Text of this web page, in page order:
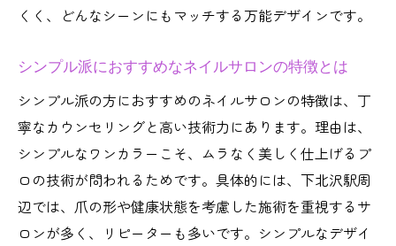
くく、どんなシーンにもマッチする万能デザインです。
シンプル派におすすめなネイルサロンの特徴とは
シンプル派の方におすすめのネイルサロンの特徴は、丁
寧なカウンセリングと高い技術力にあります。理由は、
シンプルなワンカラーこそ、ムラなく美しく仕上げるプ
ロの技術が問われるためです。具体的には、下北沢駅周
辺では、爪の形や健康状態を考慮した施術を重視するサ
ロンが多く、リピーターも多いです。シンプルなデザイ